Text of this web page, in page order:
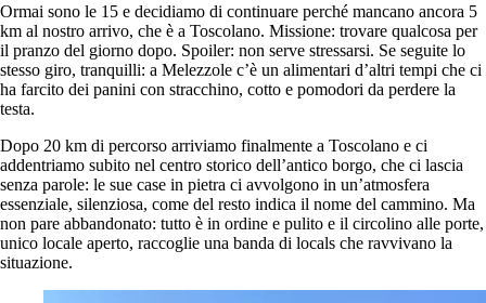
Ormai sono le 15 e decidiamo di continuare perché mancano ancora 5
km al nostro arrivo, che è a Toscolano. Missione: trovare qualcosa per
il pranzo del giorno dopo. Spoiler: non serve stressarsi. Se seguite lo
stesso giro, tranquilli: a Melezzole c’è un alimentari d’altri tempi che ci
ha farcito dei panini con stracchino, cotto e pomodori da perdere la
testa.
Dopo 20 km di percorso arriviamo finalmente a Toscolano e ci
addentriamo subito nel centro storico dell’antico borgo, che ci lascia
senza parole: le sue case in pietra ci avvolgono in un’atmosfera
essenziale, silenziosa, come del resto indica il nome del cammino. Ma
non pare abbandonato: tutto è in ordine e pulito e il circolino alle porte,
unico locale aperto, raccoglie una banda di locals che ravvivano la
situazione.